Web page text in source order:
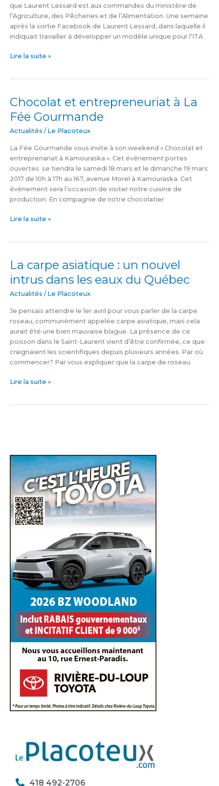
que Laurent Lessard est aux commandes du ministère de
l’Agriculture, des Pêcheries et de l’Alimentation. Une semaine
après la sortie Facebook de Laurent Lessard, dans laquelle il
indiquait travailler à développer un modèle unique pour l’ITA
à
ce
que
le
soit
Lire la suite »
Chocolat et entrepreneuriat à La
Fée Gourmande
Actualités / Le Placoteux
La Fée Gourmande vous invite à son weekend « Chocolat et
entreprenariat à Kamouraska ». Cet événement portes
ouvertes se tiendra le samedi 18 mars et le dimanche 19 mars
2017 de 10h à 17h au 167, avenue Morel à Kamouraska. Cet
événement sera l’occasion de visiter notre cuisine de
production. En compagnie de notre chocolatier
Chocolat
entrepreneuriat
à
Fée
Gourmande
Lire la suite »
La carpe asiatique : un nouvel
intrus dans les eaux du Québec
Actualités / Le Placoteux
Je pensais attendre le 1er avril pour vous parler de la carpe
roseau, communément appelée carpe asiatique, mais cela
aurait été une bien mauvaise blague. La présence de ce
poisson dans le Saint-Laurent vient d’être confirmée, ce que
craignaient les scientifiques depuis plusieurs années. Par où
commencer? Par vous expliquer que la carpe de roseau
La
asiatique
:
nouvel
intrus
dans
les
eaux
du
Lire la suite »
418 492-2706